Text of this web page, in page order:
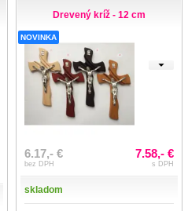
Drevený kríž - 12 cm
NOVINKA
6.17,- €
bez DPH
7.58,- €
s DPH
skladom